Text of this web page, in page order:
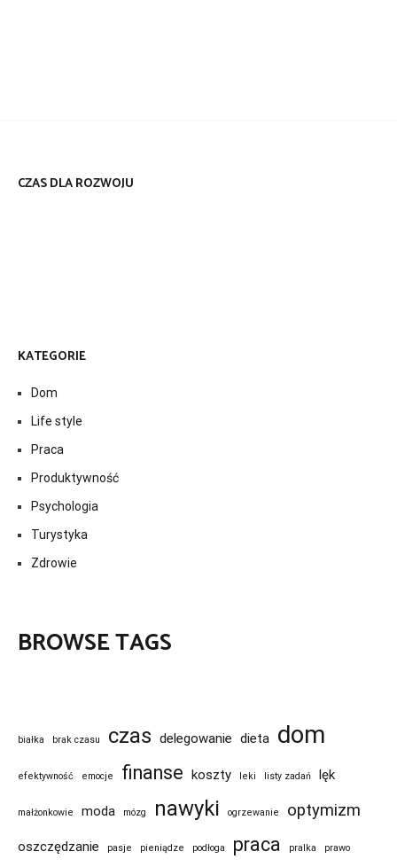
CZAS DLA ROZWOJU
KATEGORIE
Dom
Life style
Praca
Produktywność
Psychologia
Turystyka
Zdrowie
BROWSE TAGS
białka brak czasu czas delegowanie dieta dom
efektywność emocje finanse koszty leki listy zadań lęk
małżonkowie moda mózg nawyki ogrzewanie optymizm
oszczędzanie pasje pieniądze podłoga praca pralka prawo